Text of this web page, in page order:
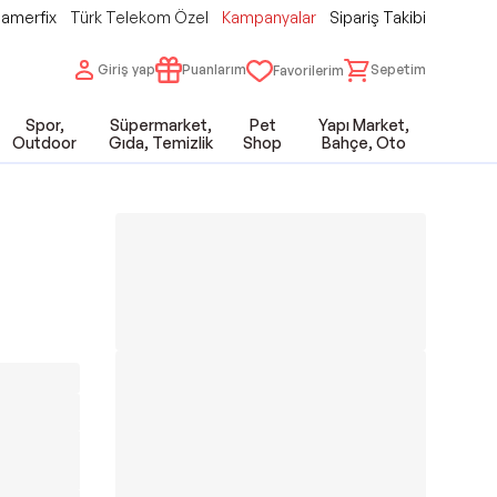
Türk Telekom Özel Kampanyalar Sipariş Takibi
Giriş yap Puanlarım Favorilerim Sepetim
Spor,
Outdoor
Süpermarket,
Gıda, Temizlik
Pet
Shop
Yapı Market,
Bahçe, Oto